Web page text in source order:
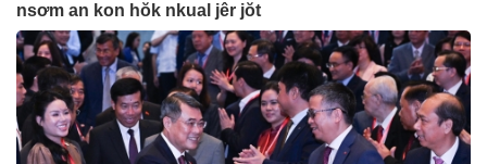
nsơm an kon hŏk nkual jêr jŏt